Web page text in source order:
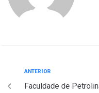
ANTERIOR
Faculdade de